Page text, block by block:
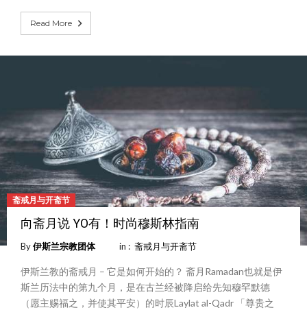
Read More
斋戒月与开斋节
向斋月说 YO有！时尚穆斯林指南
By伊斯兰宗教团体 in : 斋戒月与开斋节
伊斯兰教的斋戒月 – 它是如何开始的？ 斋月Ramadan也就是伊
斯兰历法中的第九个月，是在古兰经被降启给先知穆罕默德
（愿主赐福之，并使其平安）的时辰Laylat al-Qadr 「尊贵之